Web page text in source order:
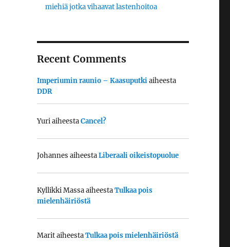
miehiä jotka vihaavat lastenhoitoa
Recent Comments
Imperiumin raunio – Kaasuputkiaiheesta
DDR
YuriaiheestaCancel?
Johannes aiheestaLiberaali oikeistopuolue
Kyllikki MassaaiheestaTulkaa pois
mielenhäiriöstä
MaritaiheestaTulkaa pois mielenhäiriöstä